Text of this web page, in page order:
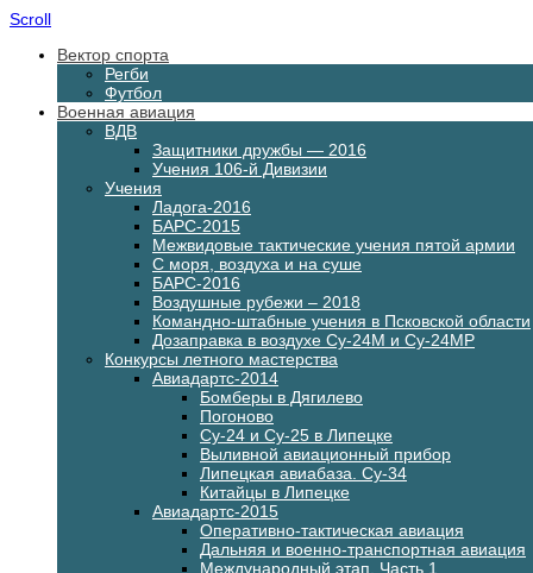
Scroll
Вектор спорта
Регби
Футбол
Военная авиация
ВДВ
Защитники дружбы — 2016
Учения 106-й Дивизии
Учения
Ладога-2016
БАРС-2015
Межвидовые тактические учения пятой армии
С моря, воздуха и на суше
БАРС-2016
Воздушные рубежи – 2018
Командно-штабные учения в Псковской области
Дозаправка в воздухе Су-24М и Су-24МР
Конкурсы летного мастерства
Авиадартс-2014
Бомберы в Дягилево
Погоново
Су-24 и Су-25 в Липецке
Выливной авиационный прибор
Липецкая авиабаза. Су-34
Китайцы в Липецке
Авиадартс-2015
Оперативно-тактическая авиация
Дальняя и военно-транспортная авиация
Международный этап. Часть 1